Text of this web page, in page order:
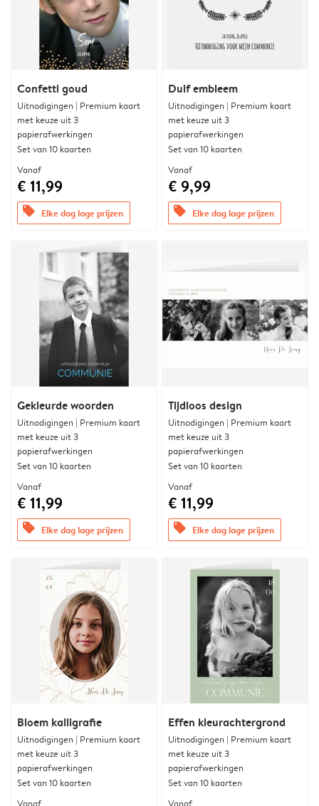
Confetti goud
Uitnodigingen | Premium kaart
met keuze uit 3
papierafwerkingen
Set van 10 kaarten
Vanaf
€ 11,99
offers Elke dag lage prijzen
Duif embleem
Uitnodigingen | Premium kaart
met keuze uit 3
papierafwerkingen
Set van 10 kaarten
Vanaf
€ 9,99
offers Elke dag lage prijzen
Gekleurde woorden
Uitnodigingen | Premium kaart
met keuze uit 3
papierafwerkingen
Set van 10 kaarten
Vanaf
€ 11,99
offers Elke dag lage prijzen
Tijdloos design
Uitnodigingen | Premium kaart
met keuze uit 3
papierafwerkingen
Set van 10 kaarten
Vanaf
€ 11,99
offers Elke dag lage prijzen
Bloem kalligrafie
Uitnodigingen | Premium kaart
met keuze uit 3
papierafwerkingen
Set van 10 kaarten
Vanaf
Effen kleurachtergrond
Uitnodigingen | Premium kaart
met keuze uit 3
papierafwerkingen
Set van 10 kaarten
Vanaf